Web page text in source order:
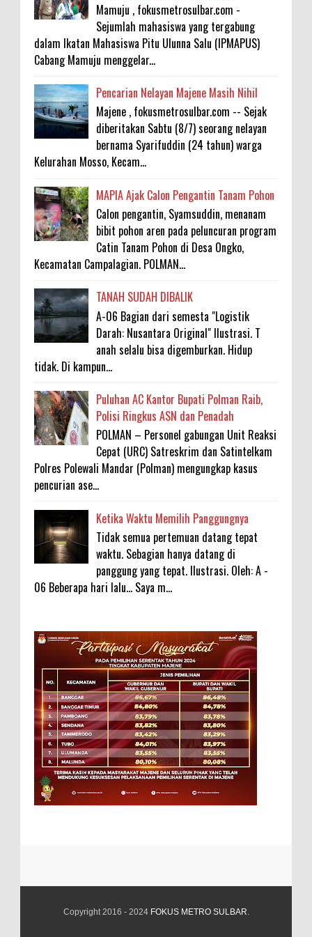
Mamuju , fokusmetrosulbar.com -
Sejumlah mahasiswa yang tergabung
dalam Ikatan Mahasiswa Pitu Ulunna Salu (IPMAPUS)
Cabang Mamuju menggelar...
Pencarian Nelayan Majene Masih Nihil
Majene , fokusmetrosulbar.com -- Sejak
diberitakan Sabtu (8/7) seorang nelayan
bernama Syarifuddin (24 tahun) warga
Kelurahan Mosso, Kecam...
MAPIA Ajak Calon Pengantin Tanam Pohon
Calon pengantin, Syamsuddin, menanam
bibit pohon aren pada peluncuran program
Catin Tanam Pohon di Desa Ongko,
Kecamatan Campalagian. POLMAN...
TANAH SUDAH DIBALIK
A-06 Bagian dari semesta "Logistik
Darah: Nusantara Original" Ilustrasi. T
anah selalu bisa digemburkan. Hidup
tidak. Di kampun...
Puluhan AC Kantor Bupati Polman Raib,
Polisi Ringkus ASN dan Penadah
POLMAN – Personel gabungan Unit Reaksi
Cepat (URC) Satreskrim dan Satintelkam
Polres Polewali Mandar (Polman) mengungkap kasus
pencurian ase...
Ketika Waktu Memilih Panggungnya
Tidak semua pertemuan datang tepat
waktu. Sebagian hanya datang di
panggung yang tepat. Ilustrasi. Oleh: A -
06 Beberapa hari lalu... Saya m...
Copyright 2016 - 2024 FOKUS METRO SULBAR.